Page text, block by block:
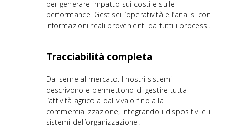
per generare impatto sui costi e sulle
performance. Gestisci l’operatività e l’analisi con
informazioni reali provenienti da tutti i processi.
Tracciabilità completa
Dal seme al mercato. I nostri sistemi
descrivono e permettono di gestire tutta
l’attività agricola dal vivaio fino alla
commercializzazione, integrando i dispositivi e i
sistemi dell’organizzazione.